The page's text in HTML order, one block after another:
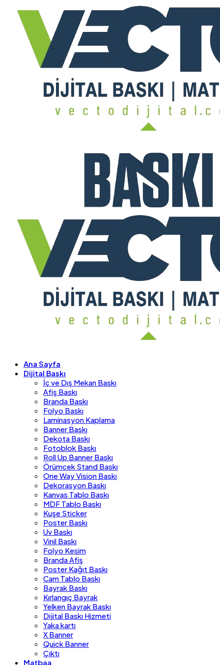
Ana Sayfa
Dijital Baskı
İç ve Dış Mekan Baskı
Afiş Baskı
Branda Baskı
Folyo Baskı
Laminasyon Kaplama
Banner Baskı
Dekota Baskı
Fotoblok Baskı
Roll Up Banner Baskı
Örümcek Stand Baskı
One Way Vision Baskı
Dekorasyon Baskı
Kanvas Tablo Baskı
MDF Tablo Baskı
Kuşe Sticker
Poster Baskı
Uv Baskı
Vinil Baskı
Folyo Kesim
Branda Afiş
Poster Kağıt Baskı
Cam Tablo Baskı
Bayrak Baskı
Kırlangıç Bayrak
Yelken Bayrak Baskı
Dijital Baskı Hizmeti
Yaka kartı
X Banner
Quick Banner
Çıktı
Matbaa